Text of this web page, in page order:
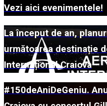
Vezi aici evenimentele!
La început de an,
următoarea destinație
Internațional Craiova
#150deAniDeGeniu.